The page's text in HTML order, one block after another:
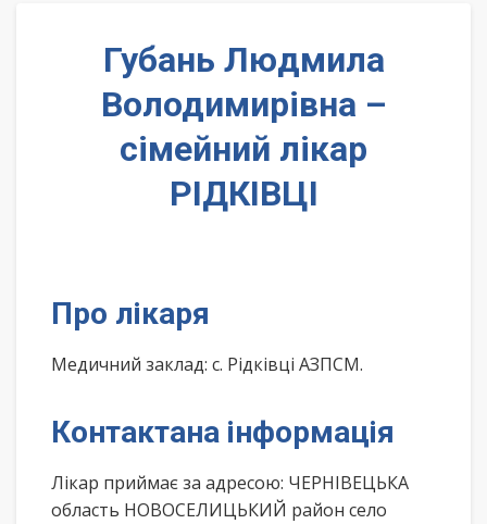
Губань Людмила
Володимирівна –
сімейний лікар
РІДКІВЦІ
Про лікаря
Медичний заклад: с. Рідківці АЗПСМ.
Контактана інформація
Лікар приймає за адресою: ЧЕРНІВЕЦЬКА
область НОВОСЕЛИЦЬКИЙ район село